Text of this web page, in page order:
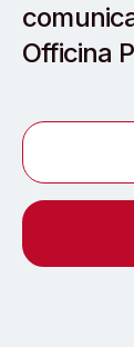
Officina